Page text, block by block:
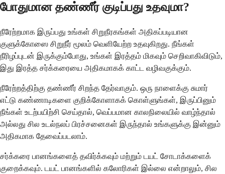
போதுமான தண்ணீர் குடிப்பது உதவுமா?
நீரேற்றமாக இருப்பது உங்கள் சிறுநீரகங்கள் அதிகப்படியான
குளுக்கோஸை சிறுநீர் மூலம் வெளியேற்ற உதவுகிறது. நீங்கள்
நீரிழப்புடன் இருக்கும்போது, ​​உங்கள் இரத்தம் மிகவும் செறிவாகிவிடும்,
இது இரத்த சர்க்கரையை அதிகமாகக் காட்ட வழிவகுக்கும்.
நீரேற்றத்திற்கு தண்ணீர் சிறந்த தேர்வாகும். ஒரு நாளைக்கு சுமார்
எட்டு கண்ணாடிகளை குறிக்கோளாகக் கொள்ளுங்கள், இருப்பினும்
நீங்கள் உடற்பயிற்சி செய்தால், வெப்பமான காலநிலையில் வாழ்ந்தால்
அல்லது சில உடல்நலப் பிரச்சனைகள் இருந்தால் உங்களுக்கு இன்னும்
அதிகமாக தேவைப்படலாம்.
சர்க்கரை பானங்களைத் தவிர்க்கவும் மற்றும் டயட் சோடாக்களைக்
குறைக்கவும். டயட் பானங்களில் கலோரிகள் இல்லை என்றாலும், சில